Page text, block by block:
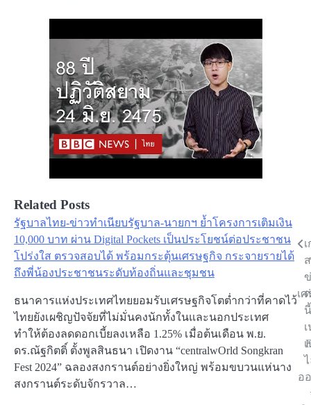
Related Posts
รัฐบาลไทย-ข่าวทำเนียบรัฐบาล-​นายกฯ ย้ำโครงการเติมเงิน
10,000 บาท ผ่าน Digital Pockets เป็นประโยชน์ต่อประชาชน
โปร่งใส ตรวจสอบได้ พร้อมกระตุ้นเศรษฐกิจ กระจายรายได้
ถึงพี่น้องประชาชนระดับท้องถิ่นและชุมชน
ธนาคารแห่งประเทศไทยยอมรับเศรษฐกิจโตต่ำกว่าที่คาดไว้
ไทยยังเผชิญปัจจัยที่ไม่มั่นคงนักทั้งในและนอกประเทศ
ทำให้ต้องลดดอกเบี้ยลงเหลือ 1.25% เมื่อต้นเดือน พ.ย.
ดร.ณัฐกิตติ์ ตั้งพูลสินธนา เปิดงาน “centralwOrld Songkran
Fest 2024” ฉลองสงกรานต์อย่างยิ่งใหญ่ พร้อมขบวนแห่นาง
สงกรานต์ระดับจักรวาล…
Post
navigation
เ
อ